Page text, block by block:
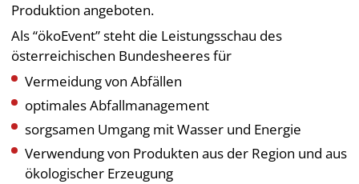
Produktion angeboten.
Als “ökoEvent” steht die Leistungsschau des
österreichischen Bundesheeres für
Vermeidung von Abfällen
optimales Abfallmanagement
sorgsamen Umgang mit Wasser und Energie
Verwendung von Produkten aus der Region und aus
ökologischer Erzeugung